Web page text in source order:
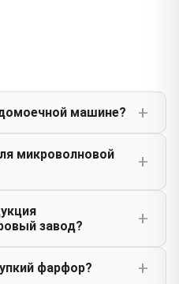
машине?
микроволновой
завод?
фарфор?